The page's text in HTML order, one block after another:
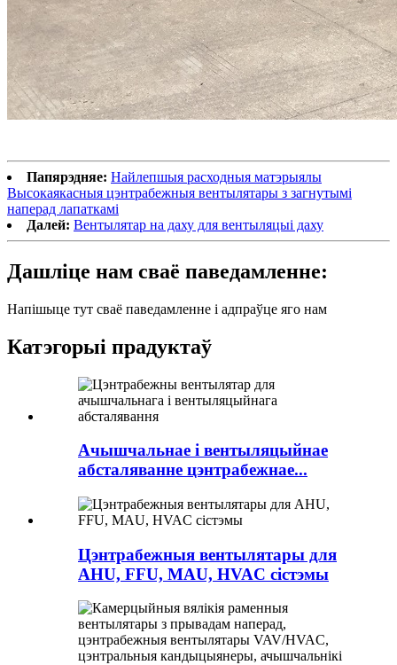
Папярэдняе: Найлепшыя расходныя матэрыялы
Высокаякасныя цэнтрабежныя вентылятары з загнутымі
наперад лапаткамі
Далей: Вентылятар на даху для вентыляцыі даху
Дашліце нам сваё паведамленне:
Напішыце тут сваё паведамленне і адпраўце яго нам
Катэгорыі прадуктаў
Ачышчальнае і вентыляцыйнае
абсталяванне цэнтрабежнае...
Цэнтрабежныя вентылятары для
AHU, FFU, MAU, HVAC сістэмы